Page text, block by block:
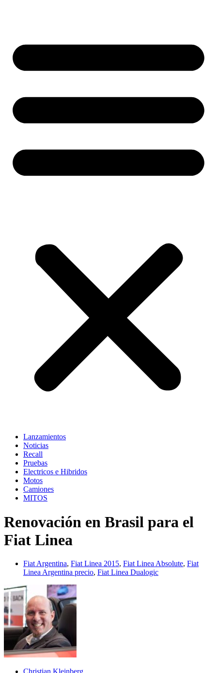
Lanzamientos
Noticias
Recall
Pruebas
Electricos e Hibridos
Motos
Camiones
MITOS
Renovación en Brasil para el
Fiat Linea
Fiat Argentina, Fiat Linea 2015, Fiat Linea Absolute, Fiat
Linea Argentina precio, Fiat Linea Dualogic